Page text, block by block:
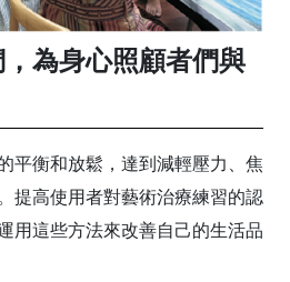
為身心照顧者們與
平衡和放鬆，達到減輕壓力、焦
提高使用者對藝術治療練習的認
用這些方法來改善自己的生活品